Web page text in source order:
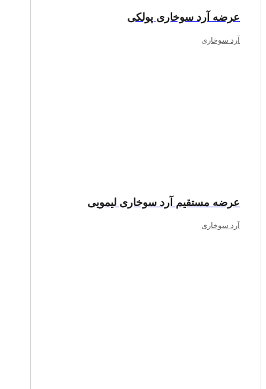
عرضه آرد سوخاری پولکی
آرد سوخاری
عرضه مستقیم آرد سوخاری لیمویی
آرد سوخاری